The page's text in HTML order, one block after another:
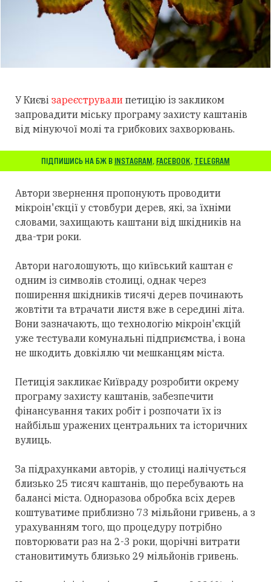
У Києві зареєстрували петицію із закликом
запровадити міську програму захисту каштанів
від мінуючої молі та грибкових захворювань.
ПІДПИШИСЬ НА БЖ В INSTAGRAM, FACEBOOK, TELEGRAM
Автори звернення пропонують проводити
мікроін'єкції у стовбури дерев, які, за їхніми
словами, захищають каштани від шкідників на
два-три роки.
Автори наголошують, що київський каштан є
одним із символів столиці, однак через
поширення шкідників тисячі дерев починають
жовтіти та втрачати листя вже в середині літа.
Вони зазначають, що технологію мікроін'єкцій
уже тестували комунальні підприємства, і вона
не шкодить довкіллю чи мешканцям міста.
Петиція закликає Київраду розробити окрему
програму захисту каштанів, забезпечити
фінансування таких робіт і розпочати їх із
найбільш уражених центральних та історичних
вулиць.
За підрахунками авторів, у столиці налічується
близько 25 тисяч каштанів, що перебувають на
балансі міста. Одноразова обробка всіх дерев
коштуватиме приблизно 73 мільйони гривень, а з
урахуванням того, що процедуру потрібно
повторювати раз на 2-3 роки, щорічні витрати
становитимуть близько 29 мільйонів гривень.